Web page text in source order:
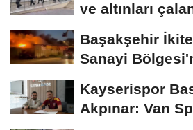
ve altınları
Başakşehir
Sanayi
Kayserispor
Akpınar: Van